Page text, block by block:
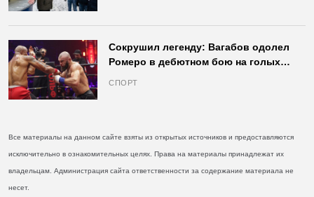
Сокрушил легенду: Вагабов одолел
Ромеро в дебютном бою на голых
СПОРТ
Все материалы на данном сайте взяты из открытых источников и предоставляются
исключительно в ознакомительных целях. Права на материалы принадлежат их
владельцам. Администрация сайта ответственности за содержание материала не
несет.